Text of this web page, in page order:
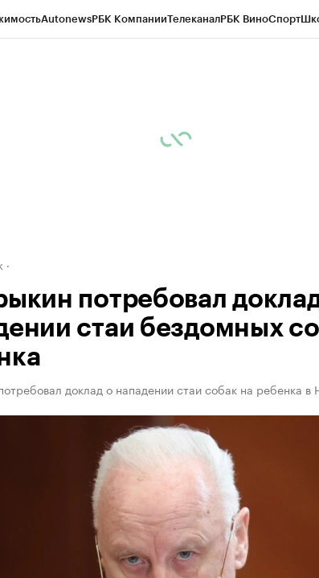
AutonewsРБК КомпанииТелеканалРБК ВиноСпорт
потребовал
стаи бездомных
доклад о нападении стаи собак на ребенка в